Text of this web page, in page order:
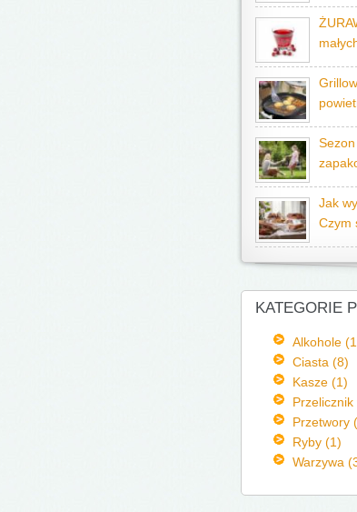
Jak
Czym
KATEGORIE
Alkohole
Ciasta (8)
Kasze (1)
Przetwory
Ryby (1)
Warzywa